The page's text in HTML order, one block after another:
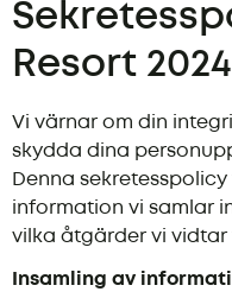
Resort 2024
Vi värnar om din
skydda dina
Denna
information vi samlar
vilka åtgärder vi vidtar
Insamling av